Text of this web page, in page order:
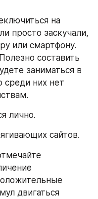
на
просто заскучали,
или смартфону.
составить
заниматься в
среди них нет
лично.
сайтов.
двигаться